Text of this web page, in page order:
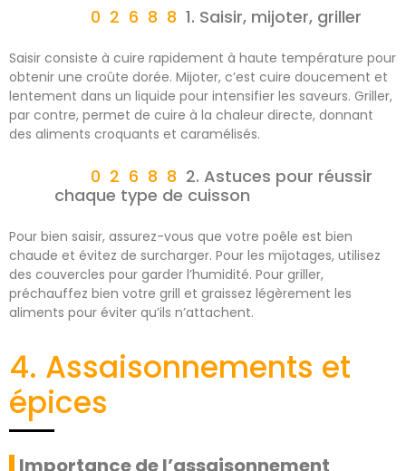
1. Saisir, mijoter, griller
Saisir consiste à cuire rapidement à haute température pour
obtenir une croûte dorée. Mijoter, c’est cuire doucement et
lentement dans un liquide pour intensifier les saveurs. Griller,
par contre, permet de cuire à la chaleur directe, donnant
des aliments croquants et caramélisés.
2. Astuces pour réussir
chaque type de cuisson
Pour bien saisir, assurez-vous que votre poêle est bien
chaude et évitez de surcharger. Pour les mijotages, utilisez
des couvercles pour garder l’humidité. Pour griller,
préchauffez bien votre grill et graissez légèrement les
aliments pour éviter qu’ils n’attachent.
4. Assaisonnements et
épices
Importance de l’assaisonnement